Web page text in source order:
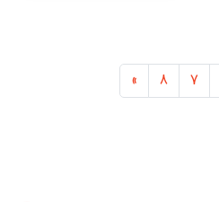
7
8
»